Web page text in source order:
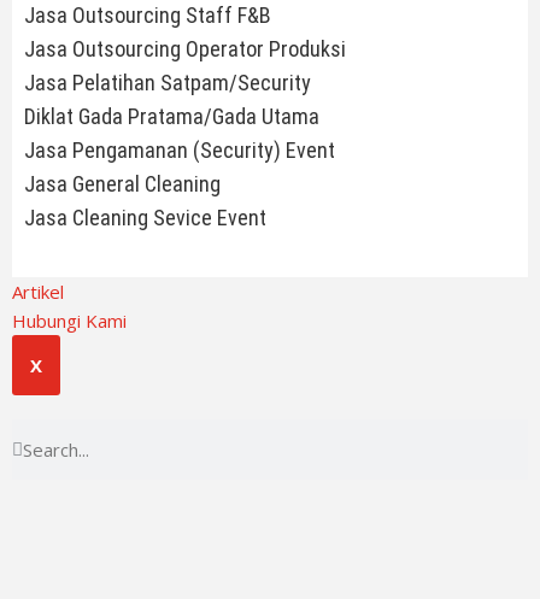
Jasa Outsourcing Staff F&B
Jasa Outsourcing Operator Produksi
Jasa Pelatihan Satpam/Security
Diklat Gada Pratama/Gada Utama
Jasa Pengamanan (Security) Event
Jasa General Cleaning
Jasa Cleaning Sevice Event
Artikel
Hubungi Kami
X